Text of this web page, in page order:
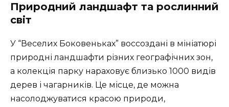
Природний ландшафт та рослинний
світ
У “Веселих Боковеньках” воссоздані в мініатюрі
природні ландшафти різних географічних зон,
а колекція парку нараховує близько 1000 видів
дерев і чагарників. Це місце, де можна
насолоджуватися красою природи,